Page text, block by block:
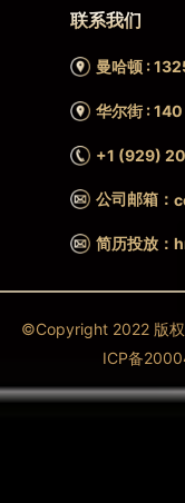
联系我们
曼哈顿 :
华尔街 :
+1 (929)
公司邮箱：
简历投放：
©Copyright 2022 版权
ICP备